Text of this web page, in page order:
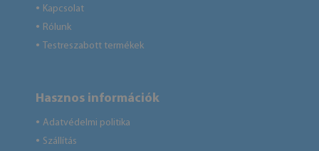
● Kapcsolat
● Rólunk
● Testreszabott termékek
Hasznos információk
● Adatvédelmi politika
● Szállítás